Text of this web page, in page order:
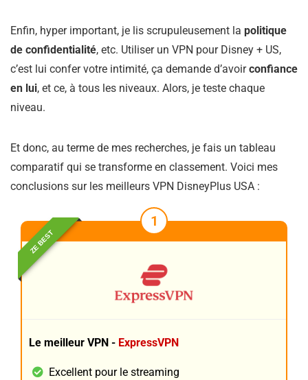
Enfin, hyper important, je lis scrupuleusement la politique
de confidentialité, etc. Utiliser un VPN pour Disney + US,
c’est lui confer votre intimité, ça demande d’avoirconfiance
en lui, et ce, à tous les niveaux. Alors, je teste chaque
niveau.
Et donc, au terme de mes recherches, je fais un tableau
comparatif qui se transforme en classement. Voici mes
conclusions sur les meilleurs VPN DisneyPlus USA :
ZE BEST
1
Le meilleur VPN - ExpressVPN
Excellent pour le streaming